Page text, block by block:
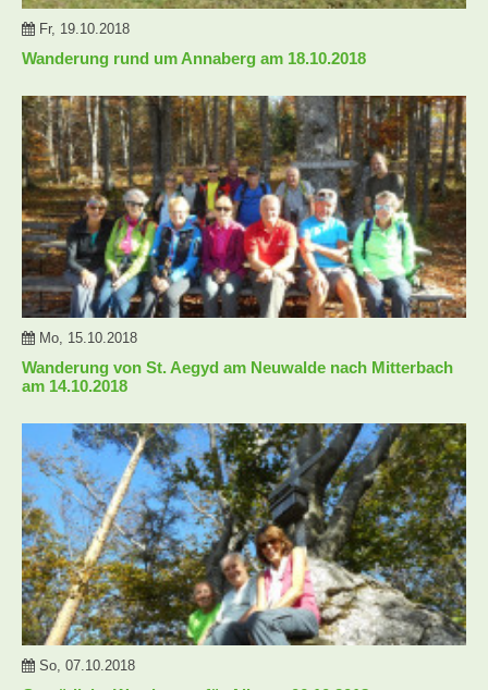
Fr, 19.10.2018
Wanderung rund um Annaberg am 18.10.2018
Mo, 15.10.2018
Wanderung von St. Aegyd am Neuwalde nach Mitterbach
am 14.10.2018
So, 07.10.2018